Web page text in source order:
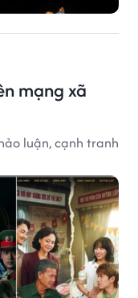
mạng xã
luận, cạnh tranh